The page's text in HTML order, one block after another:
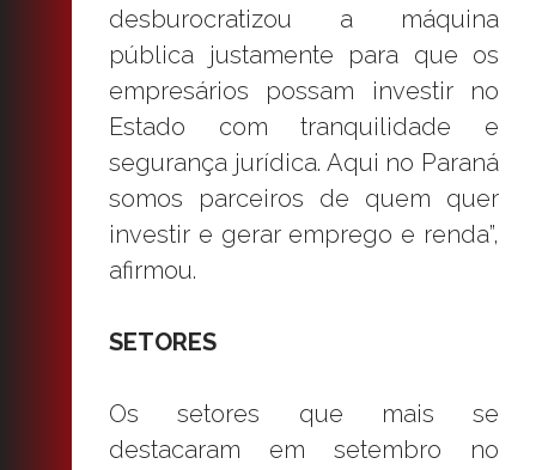
desburocratizou a máquina
pública justamente para que os
empresários possam investir no
Estado com tranquilidade e
segurança jurídica. Aqui no Paraná
somos parceiros de quem quer
investir e gerar emprego e renda”,
afirmou.
SETORES
Os setores que mais se
destacaram em setembro no